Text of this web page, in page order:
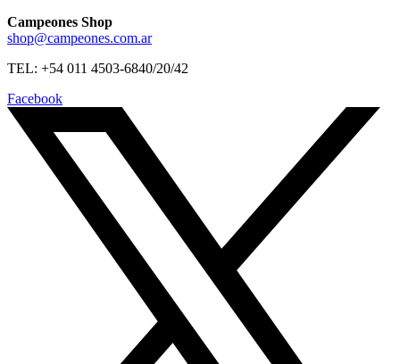
Campeones Shop
shop@campeones.com.ar
TEL: +54 011 4503-6840/20/42
Facebook